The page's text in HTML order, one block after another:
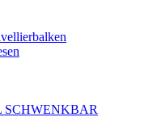
SCHWENKBAR